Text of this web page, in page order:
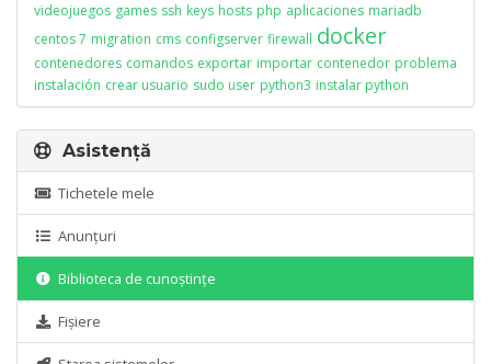
videojuegos games ssh keys hosts php aplicaciones mariadb
centos 7 migration cms configserver firewall docker
contenedores comandos exportar importar contenedor problema
instalación crear usuario sudo user python3 instalar python
Asistență
Tichetele mele
Anunțuri
Biblioteca de cunoștințe
Fișiere